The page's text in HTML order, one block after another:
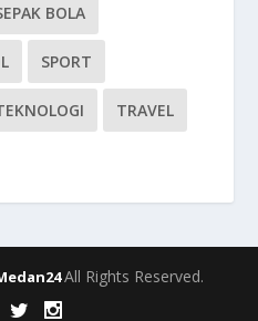
BOLA
SPORT
TRAVEL
All Rights Reserved.